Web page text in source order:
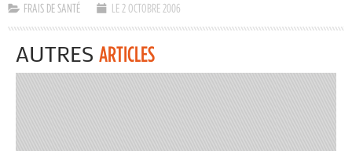
FRAIS DE SANTÉ LE 2 OCTOBRE 2006
AUTRES ARTICLES